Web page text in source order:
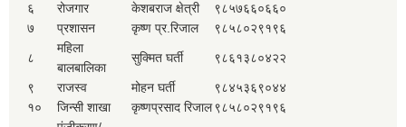
६
रोजगार केशबराज क्षेत्री
९८५७६६०६६०
७
प्रशासन कृष्ण प्र.रिजाल ९८५८०२९१९६
८
महिला
बालबालिका
सुक्मित घर्ती ९८६१३८०४२२
९ राजस्व मोहन घर्ती
९८४५३६९०४४
१०
जिन्सी शाखा कृष्णप्रसाद रिजाल९८५८०२९१९६